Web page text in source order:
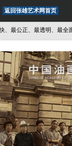
返回张雄艺术网首页
公正、最透明、最全面